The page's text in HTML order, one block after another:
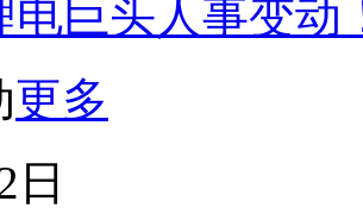
电巨头人事变动
更多
日